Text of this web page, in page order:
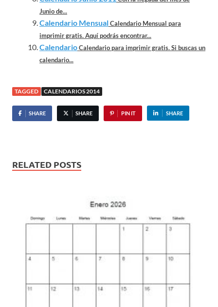
Junio de...
Calendario MensualCalendario Mensual para
imprimir gratis. Aquí podrás encontrar...
CalendarioCalendario para imprimir gratis. Si buscas un
calendario...
TAGGED CALENDARIOS 2014
SHARE SHARE PIN IT SHARE
RELATED POSTS